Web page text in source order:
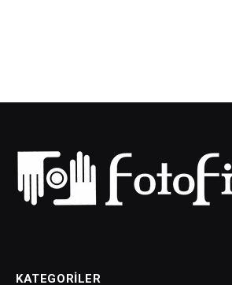
KATEGORILER